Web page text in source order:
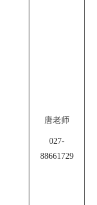
唐老师
027-
88661729